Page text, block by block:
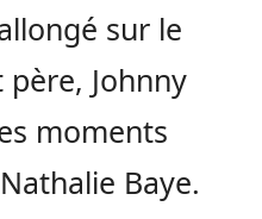
sur le
Johnny
moments
Baye.